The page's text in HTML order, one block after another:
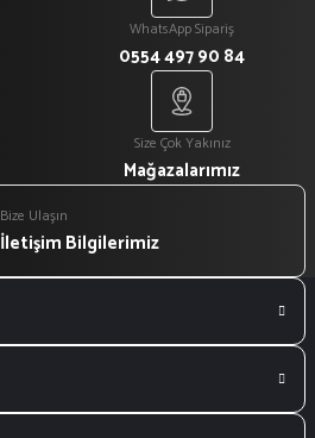
WhatsApp Sipariş
0554 497 90 84
Size Çok Yakınız
Mağazalarımız
Bize Ulaşın
İletişim Bilgilerimiz